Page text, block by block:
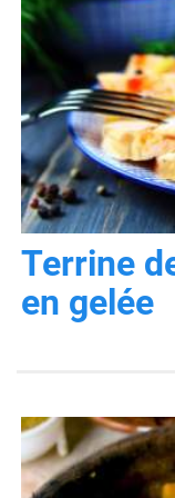
Terrine
en gelée